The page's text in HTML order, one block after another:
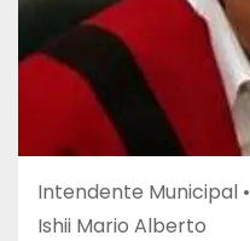
Intendente Municipal •
Ishii Mario Alberto